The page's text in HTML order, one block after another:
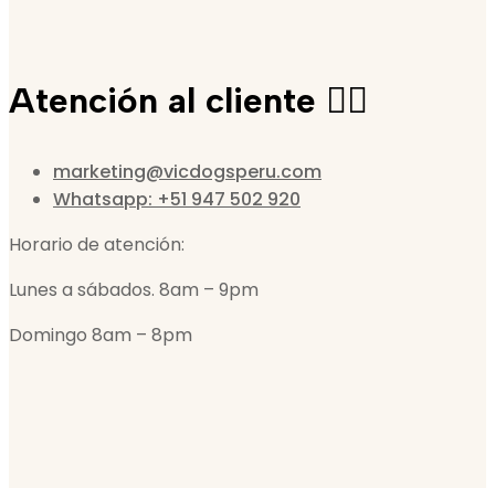
Atención al cliente 🙋‍♀️
marketing@vicdogsperu.com
Whatsapp: +51 947 502 920
Horario de atención:
Lunes a sábados. 8am – 9pm
Domingo 8am – 8pm